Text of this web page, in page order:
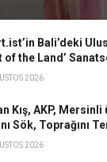
Bali’deki
of the Land’
2026
Kış, AKP,
Sök, Toprağını
2026